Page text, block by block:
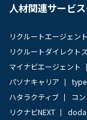
人材関連サービ
リクルートエージェント
リクルートダイレクト
マイナビエージェント
パソナキャリア
ハタラクティブ
コ
リクナビNEXT
doda